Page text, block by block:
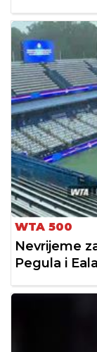
WTA 500
Nevrijeme
Pegula i